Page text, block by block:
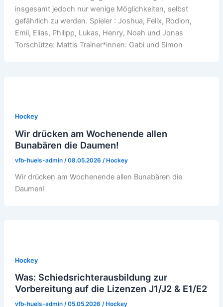
insgesamt jedoch nur wenige Möglichkeiten, selbst
gefährlich zu werden. Spieler : Joshua, Felix, Rodion,
Emil, Elias, Philipp, Lukas, Henry, Noah und Jonas
Torschütze: Mattis Trainer*innen: Gabi und Simon
Hockey
Wir drücken am Wochenende allen
Bunabären die Daumen!
vfb-huels-admin /08.05.2026 /Hockey
Wir drücken am Wochenende allen Bunabären die
Daumen!
Hockey
Was: Schiedsrichterausbildung zur
Vorbereitung auf die Lizenzen J1/J2 & E1/E2
vfb-huels-admin /05.05.2026 / Hockey